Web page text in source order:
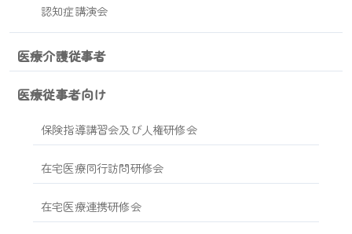
認知症講演会
医療介護従事者
医療従事者向け
保険指導講習会及び人権研修会
在宅医療同行訪問研修会
在宅医療連携研修会